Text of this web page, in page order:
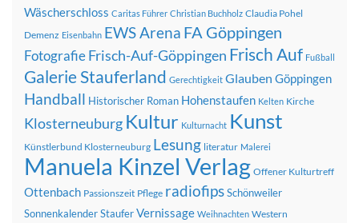
Wäscherschloss Caritas Führer Christian Buchholz Claudia Pohel
Demenz Eisenbahn EWS Arena FA Göppingen
FotografieFrisch-Auf-Göppingen Frisch Auf Fußball
Galerie Stauferland Gerechtigkeit Glauben Göppingen
Handball Historischer Roman Hohenstaufen Kelten Kirche
Klosterneuburg Kultur Kulturnacht Kunst
Künstlerbund Klosterneuburg Lesung literatur Malerei
Manuela Kinzel Verlag Offener Kulturtreff
Ottenbach Passionszeit Pflege radiofipsSchönweiler
SonnenkalenderStauferVernissage Weihnachten Western